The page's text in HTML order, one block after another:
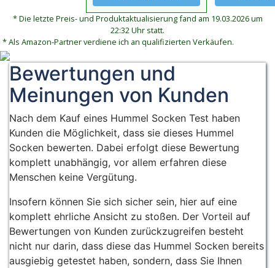
* Die letzte Preis- und Produktaktualisierung fand am 19.03.2026 um
22:32 Uhr statt.
* Als Amazon-Partner verdiene ich an qualifizierten Verkäufen.
Bewertungen und
Meinungen von Kunden
Nach dem Kauf eines Hummel Socken Test haben
Kunden die Möglichkeit, dass sie dieses Hummel
Socken bewerten. Dabei erfolgt diese Bewertung
komplett unabhängig, vor allem erfahren diese
Menschen keine Vergütung.
Insofern können Sie sich sicher sein, hier auf eine
komplett ehrliche Ansicht zu stoßen. Der Vorteil auf
Bewertungen von Kunden zurückzugreifen besteht
nicht nur darin, dass diese das Hummel Socken bereits
ausgiebig getestet haben, sondern, dass Sie Ihnen